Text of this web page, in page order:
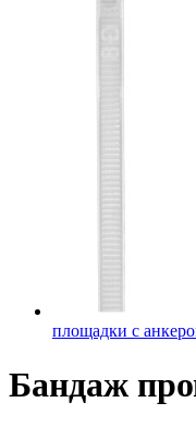
площадки с
Бандаж